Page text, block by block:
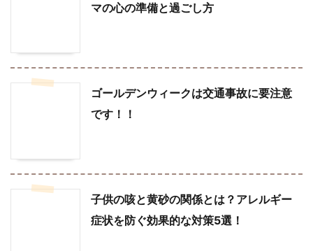
マの心の準備と過ごし方
ゴールデンウィークは交通事故に要注意
です！！
子供の咳と黄砂の関係とは？アレルギー
症状を防ぐ効果的な対策5選！